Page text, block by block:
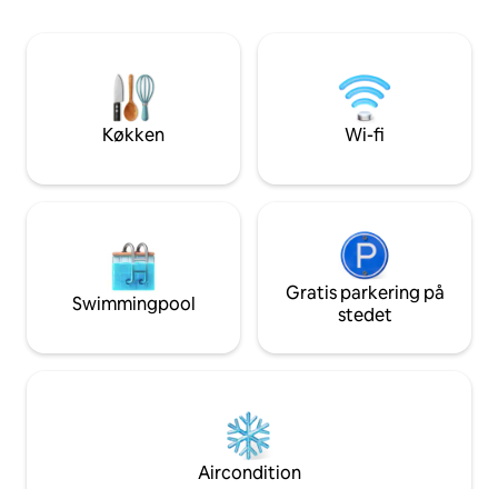
wallabierne græsse om eftermiddagen
fra det udendørs bad eller bålsted, eller
hygge dig ved siden af den indendørs
pejs med en god bog ...
(oppusteligt
spisestue og
du går ud på en
over regnskoven.
Køkken Wi-fi
Swimmingpool
Gratis parkering på
stedet
Aircondition